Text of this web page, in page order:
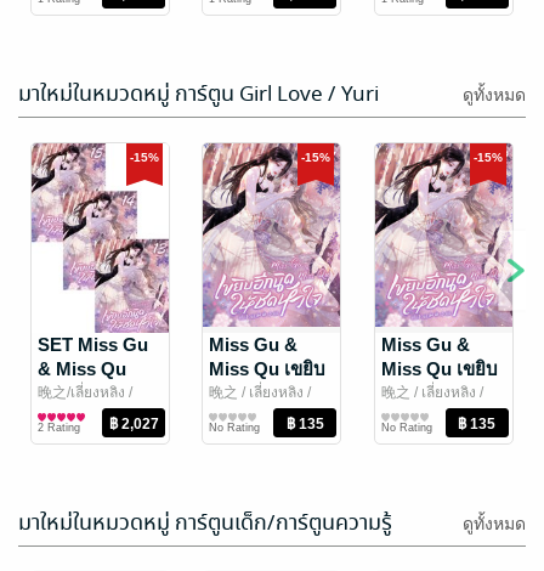
/ สำนักพิมพ์ Siam
Yaoi Yaoi Yaoi
มาใหม่ในหมวดหมู่ การ์ตูน Girl Love / Yuri ดูทั้งหมด
-15%
SET Miss Gu
& Miss Qu
เขยิบอีกนิดให้
ชิดหัวใจ เล่ม 1-
15 (จบ)
晚之/เลี่ยงหลิง /
Lilac Novel
การ์ตูน Girl Love /
Yuri
2 Rating
-15%
Miss Gu &
Miss Qu เขยิบ
อีกนิดให้ชิด
หัวใจ เล่ม 15
(จบ)
晚之 / เลี่ยงหลิง /
Lilac Novel
การ์ตูน Girl Love /
Yuri
No Rating
-15%
Miss Gu &
Miss Qu เขยิบ
อีกนิดให้ชิด
หัวใจ เล่ม 14
晚之 / เลี่ยงหลิง /
Lilac Novel
การ์ตูน Girl Love /
Yuri
No Rating
มาใหม่ในหมวดหมู่ การ์ตูนเด็ก/การ์ตูนความรู้ ดูทั้งหมด